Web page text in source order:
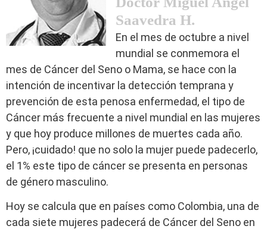
Saavedra H.
En el mes de octubre a nivel
mundial se conmemora el
mes de Cáncer del Seno o Mama, se hace con la
intención de incentivar la detección temprana y
prevención de esta penosa enfermedad, el tipo de
Cáncer más frecuente a nivel mundial en las mujeres
y que hoy produce millones de muertes cada año.
Pero, ¡cuidado! que no solo la mujer puede padecerlo,
el 1% este tipo de cáncer se presenta en personas
de género masculino.
Hoy se calcula que en países como Colombia, una de
cada siete mujeres padecerá de Cáncer del Seno en